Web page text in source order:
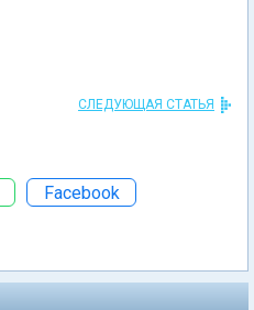
СЛЕДУЮЩАЯ СТАТЬЯ
Facebook